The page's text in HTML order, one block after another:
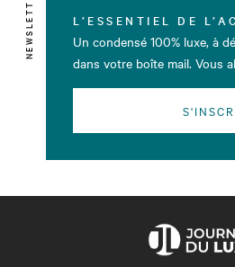
NEWSLETTER L’ESSENTIEL DE
Un condensé 100% luxe, à
dans votre boîte mail. Vous